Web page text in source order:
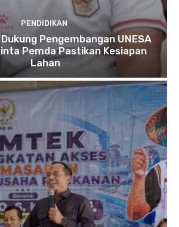
PENDIDIKAN
Pengembangan UNESA
Pemda Pastikan Kesiapan
Lahan